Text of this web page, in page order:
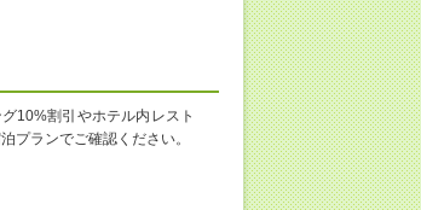
10%割引やホテル内レスト
プランでご確認ください。